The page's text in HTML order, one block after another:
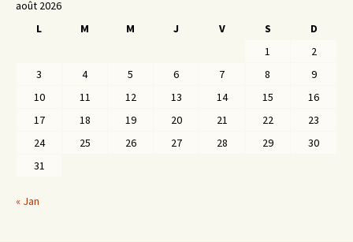
août 2026
L
M M J V S
D
1
2
3
4 5 6 7 8
9
10
11 12 13 14 15
16
17
18 19 20 21 22
23
24
25 26 27 28 29
30
31
« Jan